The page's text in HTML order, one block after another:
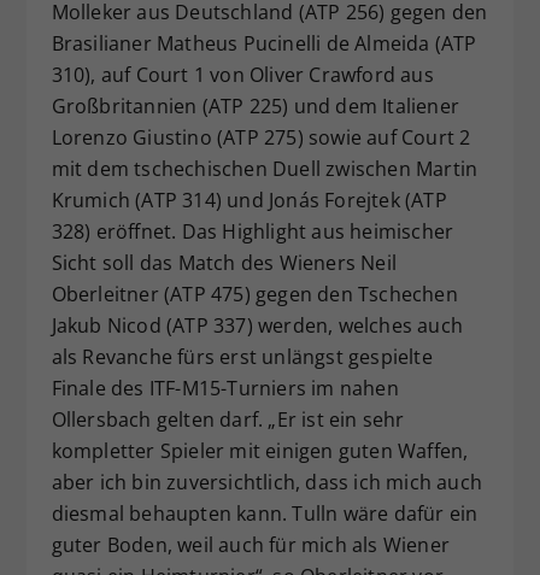
Molleker aus Deutschland (ATP 256) gegen den
Brasilianer Matheus Pucinelli de Almeida (ATP
310), auf Court 1 von Oliver Crawford aus
Großbritannien (ATP 225) und dem Italiener
Lorenzo Giustino (ATP 275) sowie auf Court 2
mit dem tschechischen Duell zwischen Martin
Krumich (ATP 314) und Jonás Forejtek (ATP
328) eröffnet. Das Highlight aus heimischer
Sicht soll das Match des Wieners Neil
Oberleitner (ATP 475) gegen den Tschechen
Jakub Nicod (ATP 337) werden, welches auch
als Revanche fürs erst unlängst gespielte
Finale des ITF-M15-Turniers im nahen
Ollersbach gelten darf. „Er ist ein sehr
kompletter Spieler mit einigen guten Waffen,
aber ich bin zuversichtlich, dass ich mich auch
diesmal behaupten kann. Tulln wäre dafür ein
guter Boden, weil auch für mich als Wiener